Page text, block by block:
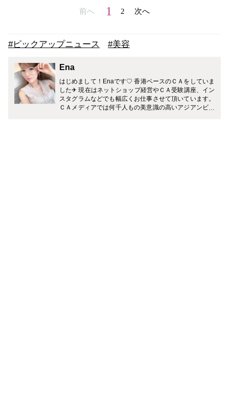
前へ 1 2 次へ
#ピックアップニュース #美容
Ena
はじめまして！Enaです♡ 香港ベースのＣＡをしていま
した✈ 現在はネットショップ経営やＣＡ受験講座、イン
スタグラムなどでも幅広くお仕事させて頂いています。
ＣＡメディアでは何千人もの美意識の高いアジアンビュ